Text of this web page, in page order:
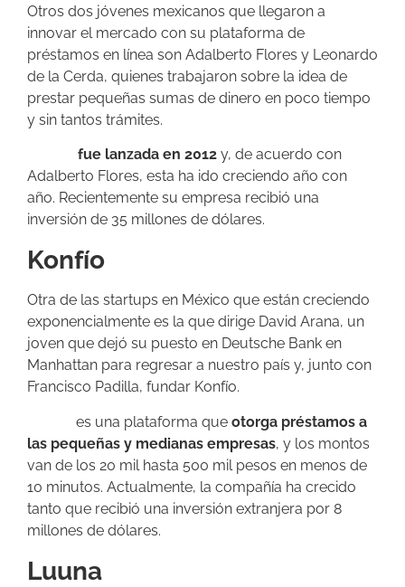
Otros dos jóvenes mexicanos que llegaron a
innovar el mercado con su plataforma de
préstamos en línea son Adalberto Flores y Leonardo
de la Cerda, quienes trabajaron sobre la idea de
prestar pequeñas sumas de dinero en poco tiempo
y sin tantos trámites.
fue lanzada en 2012 y, de acuerdo con
Adalberto Flores, esta ha ido creciendo año con
año. Recientemente su empresa recibió una
inversión de 35 millones de dólares.
Konfío
Otra de las startups en México que están creciendo
exponencialmente es la que dirige David Arana, un
joven que dejó su puesto en Deutsche Bank en
Manhattan para regresar a nuestro país y, junto con
Francisco Padilla, fundar Konfío.
es una plataforma que otorga préstamos a
las pequeñas y medianas empresas, y los montos
van de los 20 mil hasta 500 mil pesos en menos de
10 minutos. Actualmente, la compañía ha crecido
tanto que recibió una inversión extranjera por 8
millones de dólares.
Luuna